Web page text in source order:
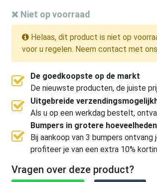
Niet op voorraad
Helaas, dit product is niet op
voor u regelen. Neem contact met
De goedkoopste op de markt
De nieuwste producten, de juiste
Uitgebreide
Als u op een werkdag bestelt,
Bumpers in grotere
Bij aankoop van 3 bumpers
profiteer je van een extra 10%
Vragen over deze product?